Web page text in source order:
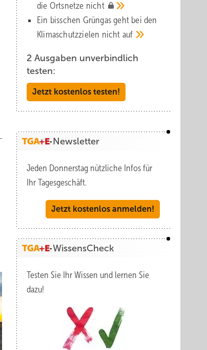
die Orts­netze nicht
Ein bisschen Grüngas geht bei den
Klima­schutz­zielen nicht auf
2 Ausgaben unverbindlich
testen:
Jetzt kostenlos testen!
Newsletter
Jeden Donnerstag nützliche Infos für
Ihr Tagesgeschäft.
Jetzt kostenlos anmelden!
WissensCheck
Testen Sie Ihr Wissen und lernen Sie
dazu!